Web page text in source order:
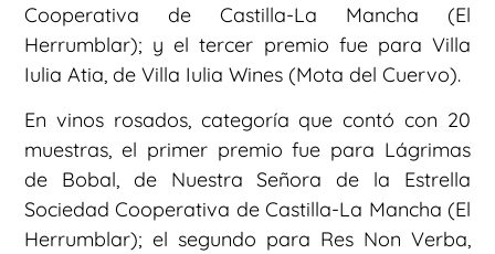
Cooperativa de Castilla-La Mancha (El
Herrumblar); y el tercer premio fue para Villa
Iulia Atia, de Villa Iulia Wines (Mota del Cuervo).
En vinos rosados, categoría que contó con 20
muestras, el primer premio fue para Lágrimas
de Bobal, de Nuestra Señora de la Estrella
Sociedad Cooperativa de Castilla-La Mancha (El
Herrumblar); el segundo para Res Non Verba,